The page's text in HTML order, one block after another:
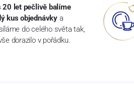
20 let pečlivě balíme
kus objednávky a
do celého světa tak,
dorazilo v pořádku.